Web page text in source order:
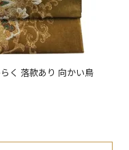
く 落款あり 向かい鳥